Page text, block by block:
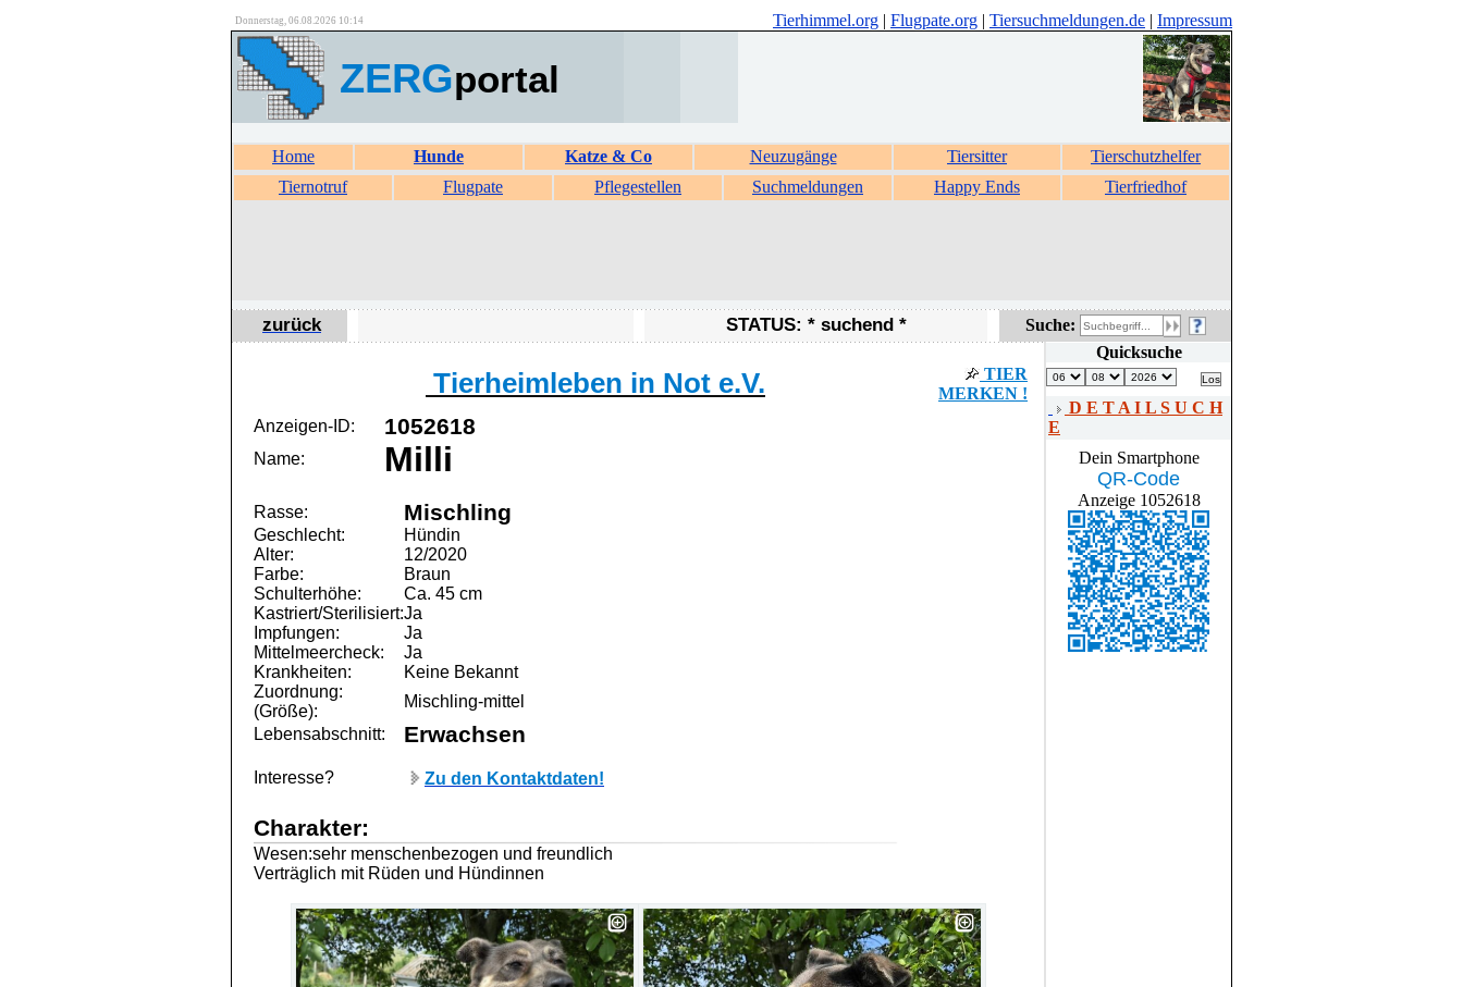
Donnerstag, 06.08.2026 10:14 Tierhimmel.org | Flugpate.org | Tiersuchmeldungen.de | Impressum
ZERGportal
Home Hunde Katze & Co Neuzugänge Tiersitter
Tierschutzhelfer
Tiernotruf
Flugpate Pflegestellen Suchmeldungen Happy Ends Tierfriedhof
zurück STATUS: * suchend * Suche:
Tierheimleben in Not e.V.
TIER
MERKEN !
Anzeigen-ID:
1052618
Name: Milli
Rasse: Mischling
Geschlecht:
Hündin
Alter:
12/2020
Farbe:
Braun
Schulterhöhe:
Ca. 45 cm
Kastriert/Sterilisiert:Ja
Impfungen:
Ja
Mittelmeercheck:
Ja
Krankheiten:
Keine Bekannt
Zuordnung:
(Größe):
Mischling-mittel
Lebensabschnitt:
Erwachsen
Interesse? Zu den Kontaktdaten!
Charakter:
Wesen:sehr menschenbezogen und freundlich
Verträglich mit Rüden und Hündinnen
Quicksuche
D E T A I L S U C H
E
Dein Smartphone
QR-Code
Anzeige 1052618